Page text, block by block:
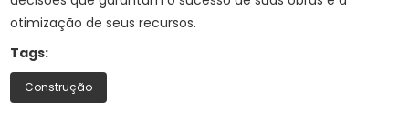
otimização de seus recursos.
Tags:
Construção